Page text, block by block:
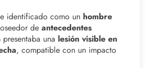
identificado como un hombre
de antecedentes
una lesión visible en
, compatible con un impacto